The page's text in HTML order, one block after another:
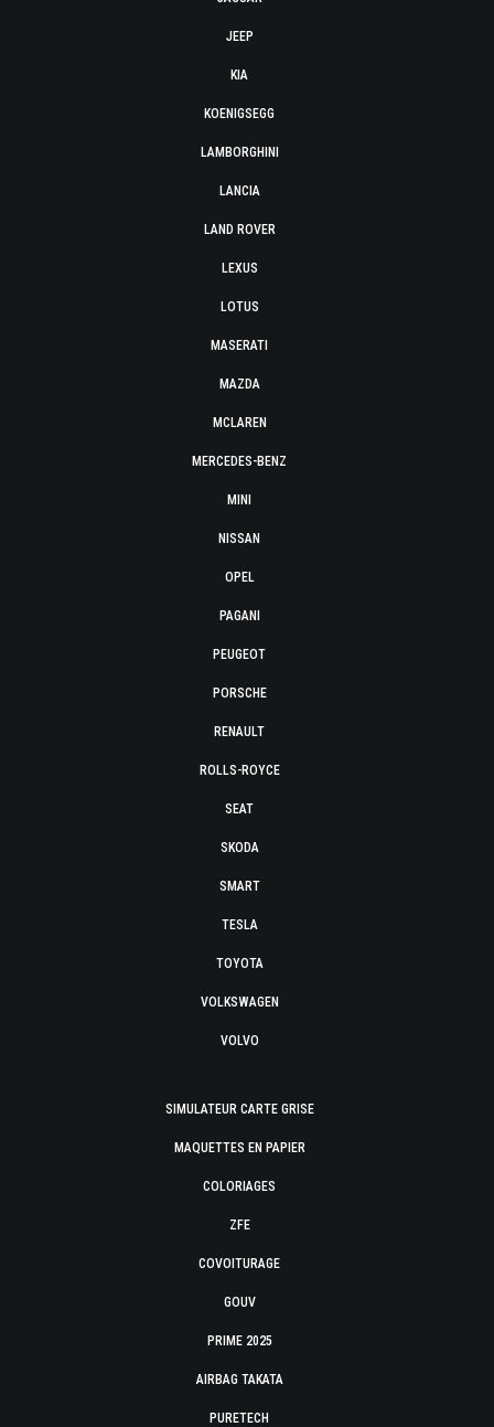
JEEP
KIA
KOENIGSEGG
LAMBORGHINI
LANCIA
LAND ROVER
LEXUS
LOTUS
MASERATI
MAZDA
MCLAREN
MERCEDES-BENZ
MINI
NISSAN
OPEL
PAGANI
PEUGEOT
PORSCHE
RENAULT
ROLLS-ROYCE
SEAT
SKODA
SMART
TESLA
TOYOTA
VOLKSWAGEN
VOLVO
SIMULATEUR CARTE GRISE
MAQUETTES EN PAPIER
COLORIAGES
ZFE
COVOITURAGE
GOUV
PRIME 2025
AIRBAG TAKATA
PURETECH